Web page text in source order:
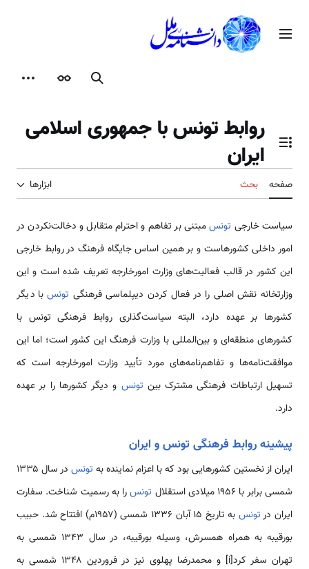
محتوامنوی اصلی
جستجوظاهر
تغییر وضعیت فهرست محتویات
روابط تونس با جمهوری اسلامی
ایران
صفحه بحث ابزارها
سیاست خارجی تونسمبتنی بر تفاهم و احترام متقابل و دخالت‌نکردن در
امور داخلی کشورهاست و بر همین اساس جایگاه فرهنگ در روابط خارجی
این کشور در قالب فعالیت‌های وزارت امورخارجه تعریف شده است و این
وزارتخانه نقش اصلی را در فعال کردن دیپلماسی فرهنگی تونسبا دیگر
کشورها بر عهده دارد، البته سیاست‌گذاری روابط فرهنگی تونس با
کشورهای منطقه‌ای و بین‌المللی با وزارت فرهنگ این کشور است؛ اما این
موافقت‌نامه‌ها و تفاهم‌نامه‌های مورد تأیید وزارت امورخارجه است که
تسهیل ارتباطات فرهنگی مشترک بین تونس و دیگر کشورها را بر عهده
دارد.
پیشینه روابط فرهنگی تونس و ایران
ایران از نخستین کشورهایی بود که با اعزام نماینده به تونس
در سال ۱۳۳۵
شمسی برابر با ۱۹۵۶ میلادی استقلال
تونسرا به رسمیت شناخت. سفارت
ایران درتونس
به تاریخ ۱۵ آبان ۱۳۳۶ شمسی (۱۹۵۷م) افتتاح شد. حبیب
بورقیبه به همراه همسرش، وسیله بورقیبه، در سال ۱۳۴۳ شمسی به
تهران سفر کرد[i] و محمدرضا پهلوی نیز در فروردین ۱۳۴۸ شمسی به